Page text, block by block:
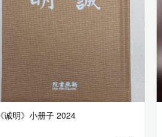
《诚明》小册子 2024